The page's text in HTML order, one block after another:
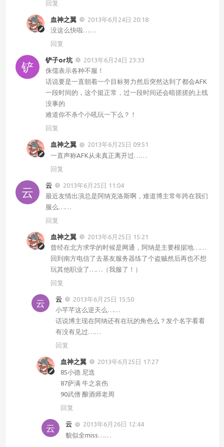
回复
血神之翼
2013年6月24日 20:18
没这么快啦……
回复
铲子or坑
2013年6月24日 23:33
侏儒表示各种不服！
话说要是一直朝着一个目标努力然后突然达到了都会AFK
一段时间的，这个挺正常，过一段时间还会暗搓搓的上线
没事的
难道你不杀个小吼玩一下么？！
回复
血神之翼
2013年6月25日 09:51
一直声称AFK从未真正离开过……
回复
云
2013年6月25日 11:04
最近友情出演总是阿纳克洛斯啊，难道博主常年跨在我们
服么……
回复
血神之翼
2013年6月25日 15:21
曾经在北方求学的时候是网通，阿纳是主要根据地……
回到南方电信了去基友服务器练了个盗贼然后再也不想
玩其他职业了……（我服了！）
回复
云
2013年6月25日 15:50
小芊芊这么逆天么……
话说博主现在阿纳还有在玩的角色么？发个名字看看
有没有见过……
回复
血神之翼
2013年6月25日 17:27
85小德 尼迭
87萨满 牛之哀伤
90武僧 酿酒师老周
回复
云
2013年6月26日 12:44
貌似全miss……